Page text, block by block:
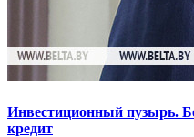
Инвестиционный пузырь.
кредит